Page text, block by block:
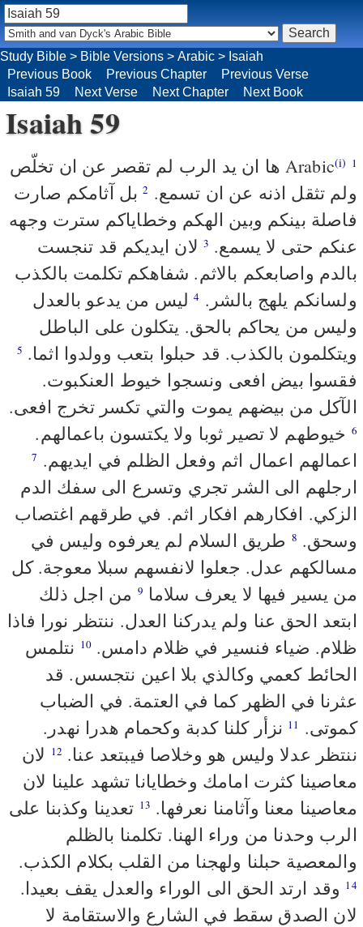
Study Bible > Bible Versions > Arabic > Isaiah
Previous Book
Previous Chapter
Previous Verse
Isaiah 59
Next Verse Next Chapter Next Book
Isaiah 59
Arabic(i) 1
ها ان يد الرب لم تقصر عن ان تخلّص
ولم تثقل اذنه عن ان تسمع. 2بل آثامكم صارت
فاصلة بينكم وبين الهكم وخطاياكم سترت وجهه
عنكم حتى لا يسمع. 3 لان ايديكم قد تنجست
بالدم واصابعكم بالاثم. شفاهكم تكلمت بالكذب
ولسانكم يلهج بالشر. 4ليس من يدعو بالعدل
وليس من يحاكم بالحق. يتكلون على الباطل
ويتكلمون بالكذب. قد حبلوا بتعب وولدوا اثما. 5
فقسوا بيض افعى ونسجوا خيوط العنكبوت.
الآكل من بيضهم يموت والتي تكسر تخرج افعى.
6 خيوطهم لا تصير ثوبا ولا يكتسون باعمالهم.
اعمالهم اعمال اثم وفعل الظلم في ايديهم. 7
ارجلهم الى الشر تجري وتسرع الى سفك الدم
الزكي. افكارهم افكار اثم. في طرقهم اغتصاب
وسحق. 8 طريق السلام لم يعرفوه وليس في
مسالكهم عدل. جعلوا لانفسهم سبلا معوجة. كل
من يسير فيها لا يعرف سلاما 9 من اجل ذلك
ابتعد الحق عنا ولم يدركنا العدل. ننتظر نورا فاذا
ظلام. ضياء فنسير في ظلام دامس. 10 نتلمس
الحائط كعمي وكالذي بلا اعين نتجسس. قد
عثرنا في الظهر كما في العتمة. في الضباب
كموتى. 11 نزأر كلنا كدبة وكحمام هدرا نهدر.
ننتظر عدلا وليس هو وخلاصا فيبتعد عنا. 12 لان
معاصينا كثرت امامك وخطايانا تشهد علينا لان
معاصينا معنا وآثامنا نعرفها. 13 تعدينا وكذبنا على
الرب وحدنا من وراء الهنا. تكلمنا بالظلم
والمعصية حبلنا ولهجنا من القلب بكلام الكذب.
14 وقد ارتد الحق الى الوراء والعدل يقف بعيدا.
لان الصدق سقط في الشارع والاستقامة لا